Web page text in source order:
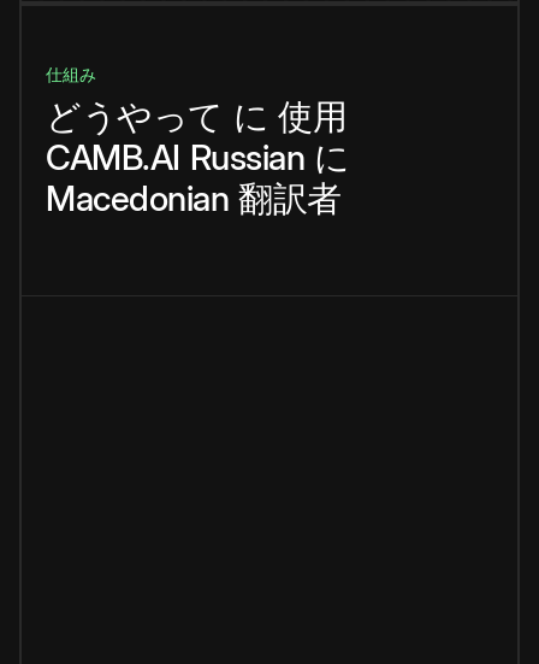
仕組み
どうやって に 使用
CAMB.AI Russian に
Macedonian 翻訳者